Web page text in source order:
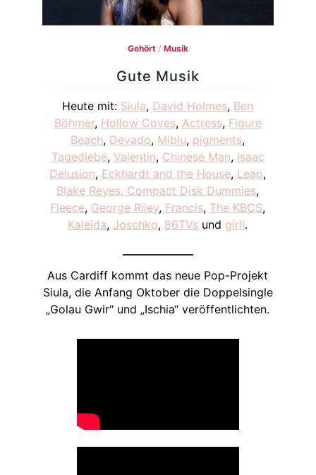
Gehört/ Musik
Gute Musik
Heute mit: Siula, David Holmes, Ben
Böhmer, Hollow Coves, Actress, Figure
Beach, Devado, Miblu, pigments,
Tagediebe, Valentin, Chinese Man, Isaac
Delusion, Eckhardt and the House, Leap,
Blake Reyes, Compact Disk Dummies,
Fleece, George Riley, Francis, The KBCS,
Kaleida, Joschko, 86TVs und girli.
Aus Cardiff kommt das neue Pop-Projekt
Siula, die Anfang Oktober die Doppelsingle
„Golau Gwir“ und „Ischia“ veröffentlichten.